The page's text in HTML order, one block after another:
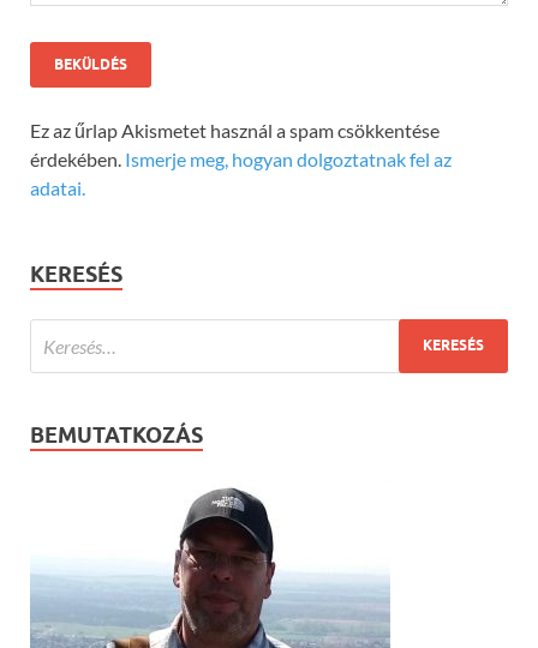
Ez az űrlap Akismetet használ a spam csökkentése
érdekében. Ismerje meg, hogyan dolgoztatnak fel az
adatai.
KERESÉS
BEMUTATKOZÁS